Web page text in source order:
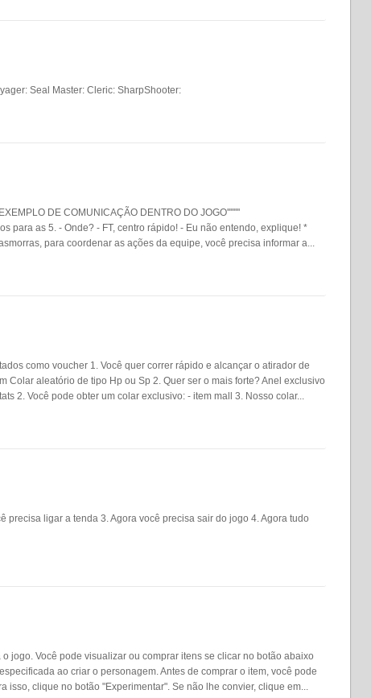
Seal Master: Cleric: SharpShooter:
DE COMUNICAÇÃO DENTRO DO JOGO''''''''
para as 5. - Onde? - FT, centro rápido! - Eu não entendo, explique! *
para coordenar as ações da equipe, você precisa informar a...
como voucher 1. Você quer correr rápido e alcançar o atirador de
aleatório de tipo Hp ou Sp 2. Quer ser o mais forte? Anel exclusivo
2. Você pode obter um colar exclusivo: - item mall 3. Nosso colar...
precisa ligar a tenda 3. Agora você precisa sair do jogo 4. Agora tudo
jogo. Você pode visualizar ou comprar itens se clicar no botão abaixo
ao criar o personagem. Antes de comprar o item, você pode
isso, clique no botão "Experimentar". Se não lhe convier, clique em...